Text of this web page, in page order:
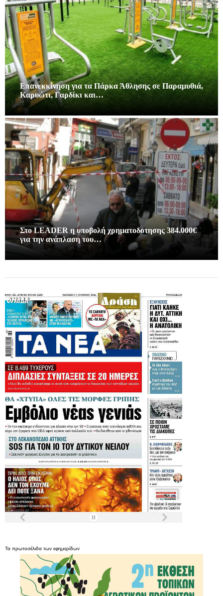
Επανεκκίνηση για τα Πάρκα Άθλησης σε Παραμυθιά,
Καρυώτι, Γαρδίκι και…
Στο LEADER η υποβολή χρηματοδοτησης 384.000€
για την ανάπλαση του…
Τα πρωτοσέλιδα των εφημερίδων